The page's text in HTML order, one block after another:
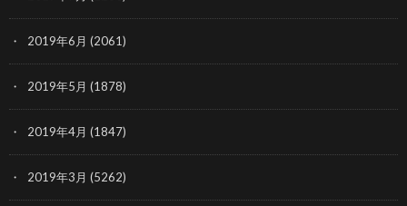
2019年6月 (2061)
2019年5月 (1878)
2019年4月 (1847)
2019年3月 (5262)